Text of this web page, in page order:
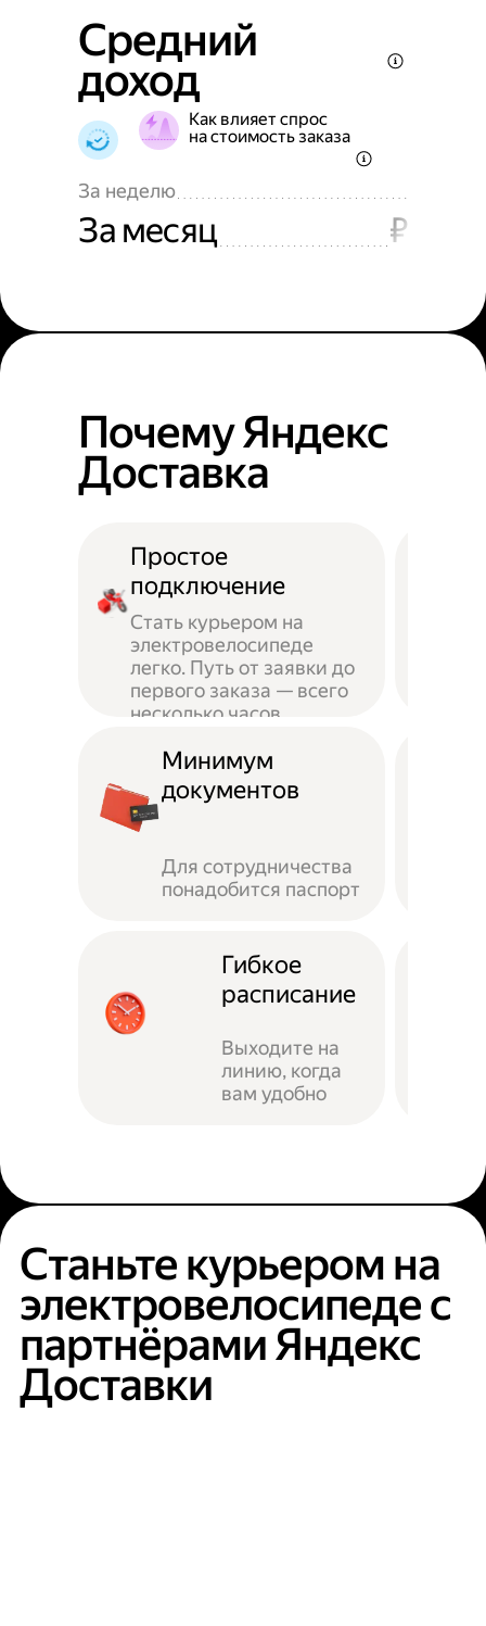
Средний
доход
Как влияет спрос
на стоимость заказа
За неделю
За месяц ₽
Почему Яндекс
Доставка
Простое
подключение
Стать курьером на
электровелосипеде
легко. Путь от заявки до
первого заказа — всего
несколько часов
Минимум
документов
Для сотрудничества
понадобится паспорт
Гибкое
расписание
Выходите на
линию, когда
вам удобно
Станьте курьером на
электровелосипеде с
партнёрами Яндекс
Доставки